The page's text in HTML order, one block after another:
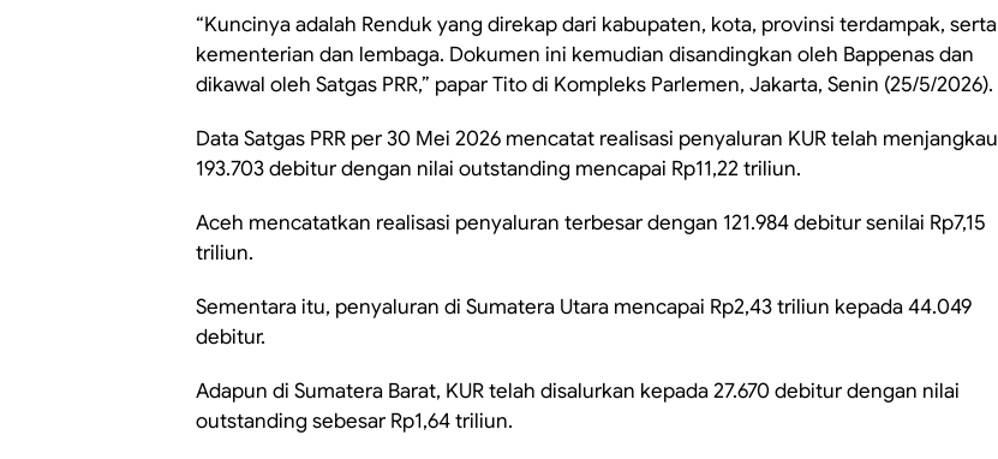
“Kuncinya adalah Renduk yang direkap dari kabupaten, kota, provinsi terdampak, serta
kementerian dan lembaga. Dokumen ini kemudian disandingkan oleh Bappenas dan
dikawal oleh Satgas PRR,” papar Tito di Kompleks Parlemen, Jakarta, Senin (25/5/2026).
Data Satgas PRR per 30 Mei 2026 mencatat realisasi penyaluran KUR telah menjangkau
193.703 debitur dengan nilai outstanding mencapai Rp11,22 triliun.
Aceh mencatatkan realisasi penyaluran terbesar dengan 121.984 debitur senilai Rp7,15
triliun.
Sementara itu, penyaluran di Sumatera Utara mencapai Rp2,43 triliun kepada 44.049
debitur.
Adapun di Sumatera Barat, KUR telah disalurkan kepada 27.670 debitur dengan nilai
outstanding sebesar Rp1,64 triliun.